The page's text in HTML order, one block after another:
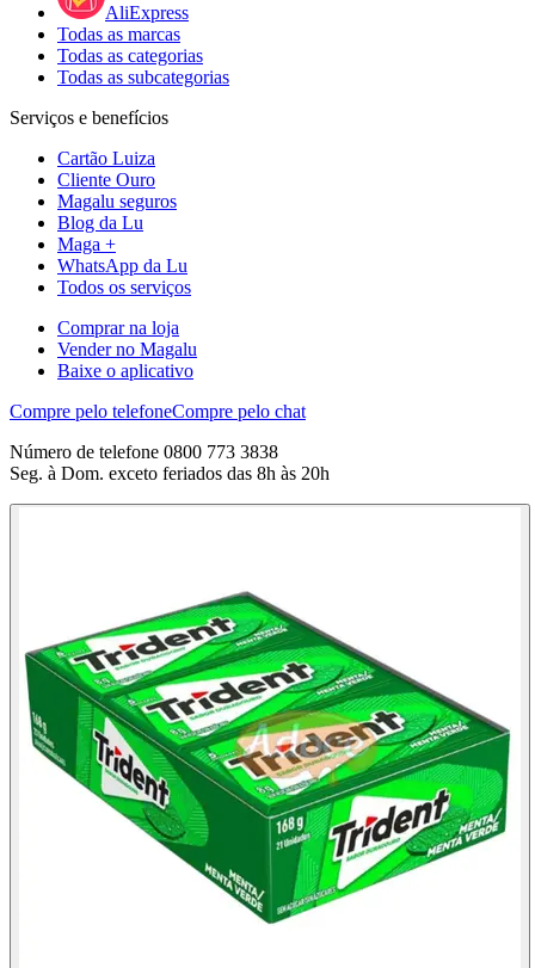
AliExpress
Todas as marcas
Todas as categorias
Todas as subcategorias
Serviços e benefícios
Cartão Luiza
Cliente Ouro
Magalu seguros
Blog da Lu
Maga +
WhatsApp da Lu
Todos os serviços
Comprar na loja
Vender no Magalu
Baixe o aplicativo
Compre pelo telefoneCompre pelo chat
Número de telefone 0800 773 3838
Seg. à Dom. exceto feriados das 8h às 20h